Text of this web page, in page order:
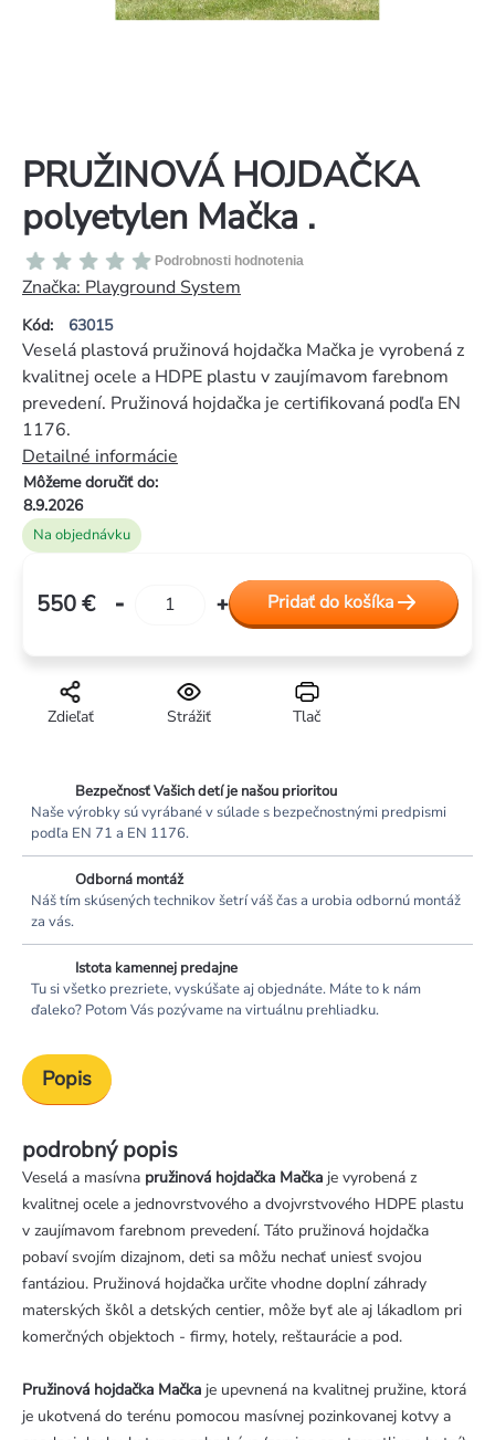
PRUŽINOVÁ HOJDAČKA
polyetylen Mačka .
Kód: 63015
Priemerné
hodnotenie
produktu
je
0,0
5
hviezdičiek.
Podrobnosti hodnotenia
Značka: Playground System
Na objednávku
Môžeme doručiť do:
8.9.2026
Veselá plastová pružinová hojdačka Mačka je vyrobená z
kvalitnej ocele a HDPE plastu v zaujímavom farebnom
prevedení. Pružinová hojdačka je certifikovaná podľa EN
1176.
Detailné informácie
Tlač
Strážiť
Zdieľať
550 €
Jednotková
Pridať do košíka
Bezpečnosť Vašich detí je našou prioritou
Naše výrobky sú vyrábané v súlade s bezpečnostnými predpismi
podľa EN 71 a EN 1176.
Odborná montáž
Náš tím skúsených technikov šetrí váš čas a urobia odbornú montáž
za vás.
Istota kamennej predajne
Tu si všetko prezriete, vyskúšate aj objednáte. Máte to k nám
ďaleko? Potom Vás pozývame na virtuálnu prehliadku.
Popis
podrobný popis
Veselá a masívna pružinová hojdačka Mačka je vyrobená z
kvalitnej ocele a jednovrstvového a dvojvrstvového HDPE plastu
v zaujímavom farebnom prevedení. Táto pružinová hojdačka
pobaví svojím dizajnom, deti sa môžu nechať uniesť svojou
fantáziou. Pružinová hojdačka určite vhodne doplní záhrady
materských škôl a detských centier, môže byť ale aj lákadlom pri
komerčných objektoch - firmy, hotely, reštaurácie a pod.
Pružinová hojdačka Mačka je upevnená na kvalitnej pružine, ktorá
je ukotvená do terénu pomocou masívnej pozinkovanej kotvy a